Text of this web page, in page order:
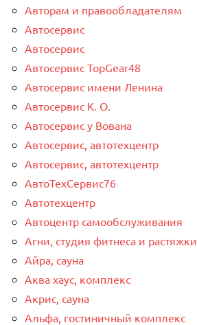
Авторам и правообладателям
Автосервис
Автосервис
Автосервис TopGear48
Автосервис имени Ленина
Автосервис К. О.
Автосервис у Вована
Автосервис, автотехцентр
Автосервис, автотехцентр
АвтоТехСервис76
Автотехцентр
Автоцентр самообслуживания
Агни, студия фитнеса и растяжки
Айра, сауна
Аква хаус, комплекс
Акрис, сауна
Альфа, гостиничный комплекс